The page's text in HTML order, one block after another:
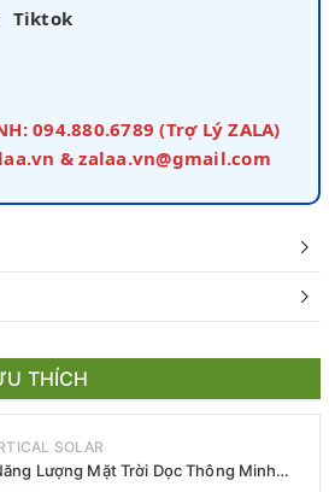
Tiktok
094.880.6789 (Trợ Lý ZALA)
& zalaa.vn@gmail.com
THÍCH
SOLAR
Lượng Mặt Trời Dọc Thông Minh